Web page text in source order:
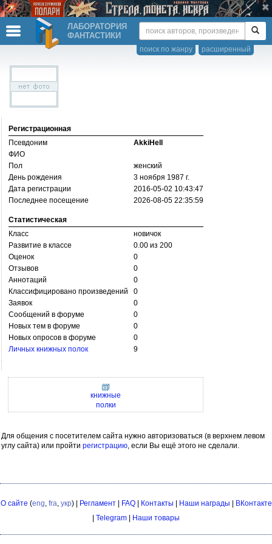
ЛАБОРАТОРИЯ
ФАНТАСТИКИ
расширенный
поиск по жанру
Регистрационная
Псевдоним
AkkiHell
ФИО
Пол
женский
День рождения
3 ноября 1987 г.
Дата регистрации
2016-05-02 10:43:47
Последнее посещение
2026-08-05 22:35:59
Статистическая
Класс
новичок
Развитие в классе
0.00 из 200
Оценок
0
Отзывов
0
Аннотаций
0
Классифицировано произведений
0
Заявок
0
Сообщений в форуме
0
Новых тем в форуме
0
Новых опросов в форуме
0
Личных книжных полок
9
книжные
полки
Для общения с посетителем сайта нужно авторизоваться (в верхнем левом
углу сайта) или пройти регистрацию, если Вы ещё этого не сделали.
О сайте (eng, fra, укр) | Регламент| FAQ| Контакты Наши награды
ВКонтакте
Telegram Наши товары